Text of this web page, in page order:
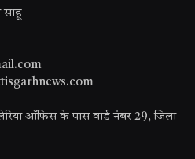
साहू
ऑफिस के पास वार्ड नंबर 29, जिला